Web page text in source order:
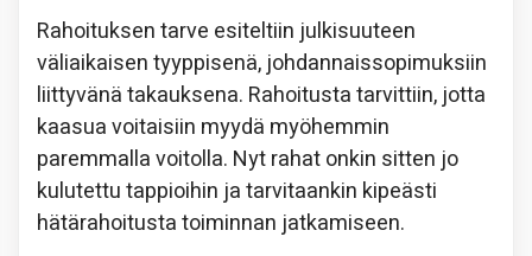
Rahoituksen tarve esiteltiin julkisuuteen
väliaikaisen tyyppisenä, johdannaissopimuksiin
liittyvänä takauksena. Rahoitusta tarvittiin, jotta
kaasua voitaisiin myydä myöhemmin
paremmalla voitolla. Nyt rahat onkin sitten jo
kulutettu tappioihin ja tarvitaankin kipeästi
hätärahoitusta toiminnan jatkamiseen.